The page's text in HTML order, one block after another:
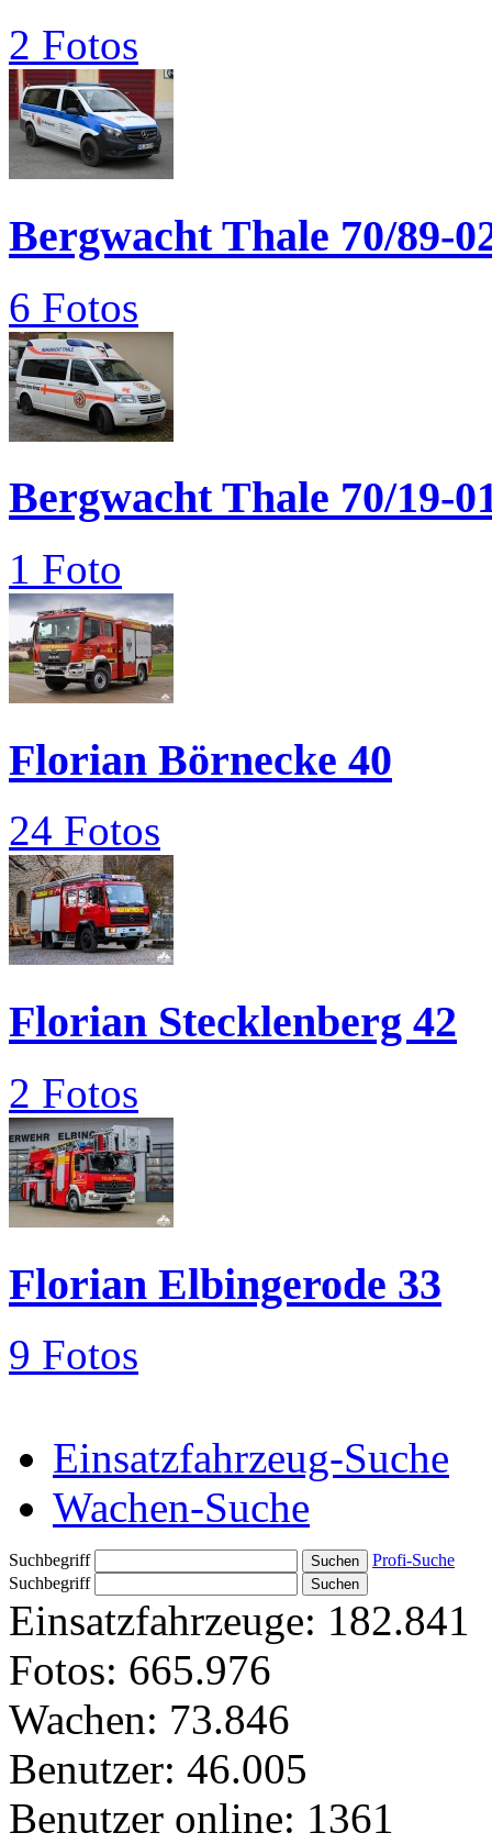
2 Fotos
Bergwacht Thale 70/89-
6 Fotos
Bergwacht Thale 70/19-
1 Foto
Florian Börnecke 40
24 Fotos
Florian Stecklenberg 42
2 Fotos
Florian Elbingerode 33
9 Fotos
Einsatzfahrzeug-Suche
Wachen-Suche
Suchbegriff
Profi-Suche
Suchbegriff
Einsatzfahrzeuge: 182.841
Fotos: 665.976
Wachen: 73.846
Benutzer: 46.005
Benutzer online: 1361